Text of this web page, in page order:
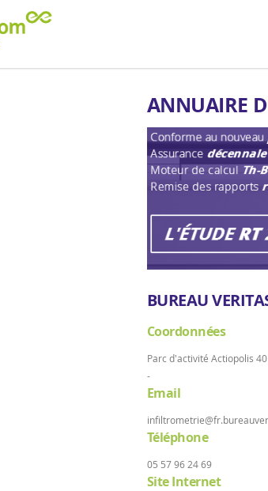
ANNUAIRE
BUREAU
Coordonnées
Parc d'activité Actiopolis
-
Email
Téléphone
05 57 96 24 69
Site Internet